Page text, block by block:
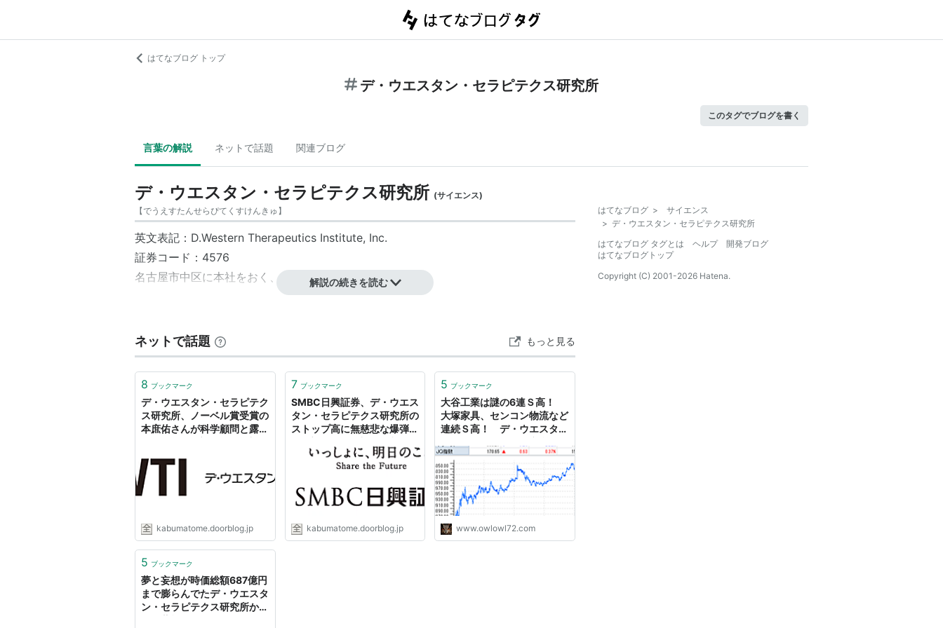
はてなブログ トップ
デ・ウエスタン・セラピテクス研究所
このタグでブログを書く
言葉の解説 ネットで話題 関連ブログ
デ・ウエスタン・セラピテクス研究所 (サイエンス)
【でうえすたんせらぴてくすけんきゅ】
英文表記：D.Western Therapeutics Institute, Inc.
証券コード：4576
名古屋市中区に本社をおく、創薬バイオベンチャー企業。
解説の続きを読む
ネットで話題 もっと見る
8 ブックマーク
デ・ウエスタン・セラピテク
ス研究所、ノーベル賞受賞の
本庶佑さんが科学顧問と露骨
階建
kabumatome.doorblog.jp
7 ブックマーク
SMBC日興証券、デ・ウエス
タン・セラピテクス研究所の
ストップ高に無慈悲な爆弾投
kabumatome.doorblog.jp
5 ブックマーク
大谷工業は謎の6連Ｓ高！
大塚家具、センコン物流など
連続Ｓ高！ デ・ウエスタ
ート製薬とライセンス契約で
Ｓ高！ - いきなり無職！
www.owlowl72.com
5 ブックマーク
夢と妄想が時価総額687億円
まで膨らんでたデ・ウエスタ
ン・セラピテクス研究所から
はてなブログ >
サイエンス
> デ・ウエスタン・セラピテクス研究所
はてなブログ タグとは
ヘルプ
開発ブログ
はてなブログトップ
Copyright (C) 2001-2026 Hatena.